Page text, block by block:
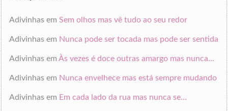
Adivinhasem Sem olhos mas vê tudo ao seu redor
Adivinhasem Nunca pode ser tocada mas pode ser sentida
Adivinhasem Às vezes é doce outras amargo mas nunca…
Adivinhasem Nunca envelhece mas está sempre mudando
Adivinhasem Em cada lado da rua mas nunca se…